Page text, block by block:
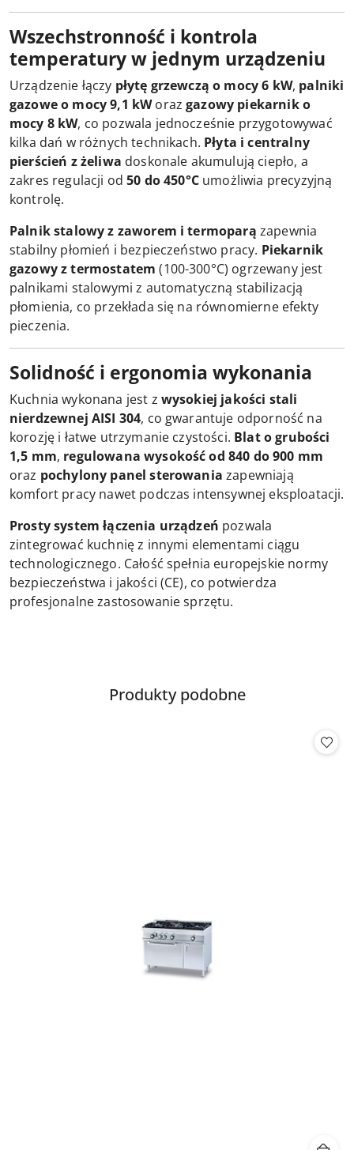
Wszechstronność i kontrola
temperatury w jednym urządzeniu
Urządzenie łączy płytę grzewczą o mocy 6 kW, palniki
gazowe o mocy 9,1 kWorazgazowy piekarnik o
mocy 8 kW, co pozwala jednocześnie przygotowywać
kilka dań w różnych technikach. Płyta i centralny
pierścień z żeliwa doskonale akumulują ciepło, a
zakres regulacji od50 do 450°Cumożliwia precyzyjną
kontrolę.
Palnik stalowy z zaworem i termoparą zapewnia
stabilny płomień i bezpieczeństwo pracy. Piekarnik
gazowy z termostatem (100-300°C) ogrzewany jest
palnikami stalowymi z automatyczną stabilizacją
płomienia, co przekłada się na równomierne efekty
pieczenia.
Solidność i ergonomia wykonania
Kuchnia wykonana jest z wysokiej jakości stali
nierdzewnej AISI 304, co gwarantuje odporność na
korozję i łatwe utrzymanie czystości. Blat o grubości
1,5 mm, regulowana wysokość od 840 do 900 mm
oraz pochylony panel sterowania zapewniają
komfort pracy nawet podczas intensywnej eksploatacji.
Prosty system łączenia urządzeń pozwala
zintegrować kuchnię z innymi elementami ciągu
technologicznego. Całość spełnia europejskie normy
bezpieczeństwa i jakości (CE), co potwierdza
profesjonalne zastosowanie sprzętu.
Pomiń karuzelę produktów
Produkty
Produkty podobne